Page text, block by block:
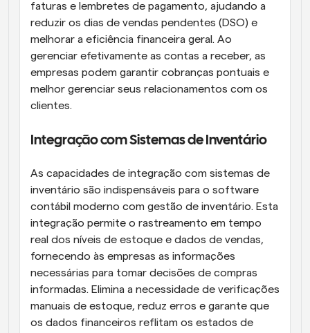
faturas e lembretes de pagamento, ajudando a
reduzir os dias de vendas pendentes (DSO) e
melhorar a eficiência financeira geral. Ao
gerenciar efetivamente as contas a receber, as
empresas podem garantir cobranças pontuais e
melhor gerenciar seus relacionamentos com os
clientes.
Integração com Sistemas de Inventário
As capacidades de integração com sistemas de
inventário são indispensáveis para o software
contábil moderno com gestão de inventário. Esta
integração permite o rastreamento em tempo
real dos níveis de estoque e dados de vendas,
fornecendo às empresas as informações
necessárias para tomar decisões de compras
informadas. Elimina a necessidade de verificações
manuais de estoque, reduz erros e garante que
os dados financeiros reflitam os estados de